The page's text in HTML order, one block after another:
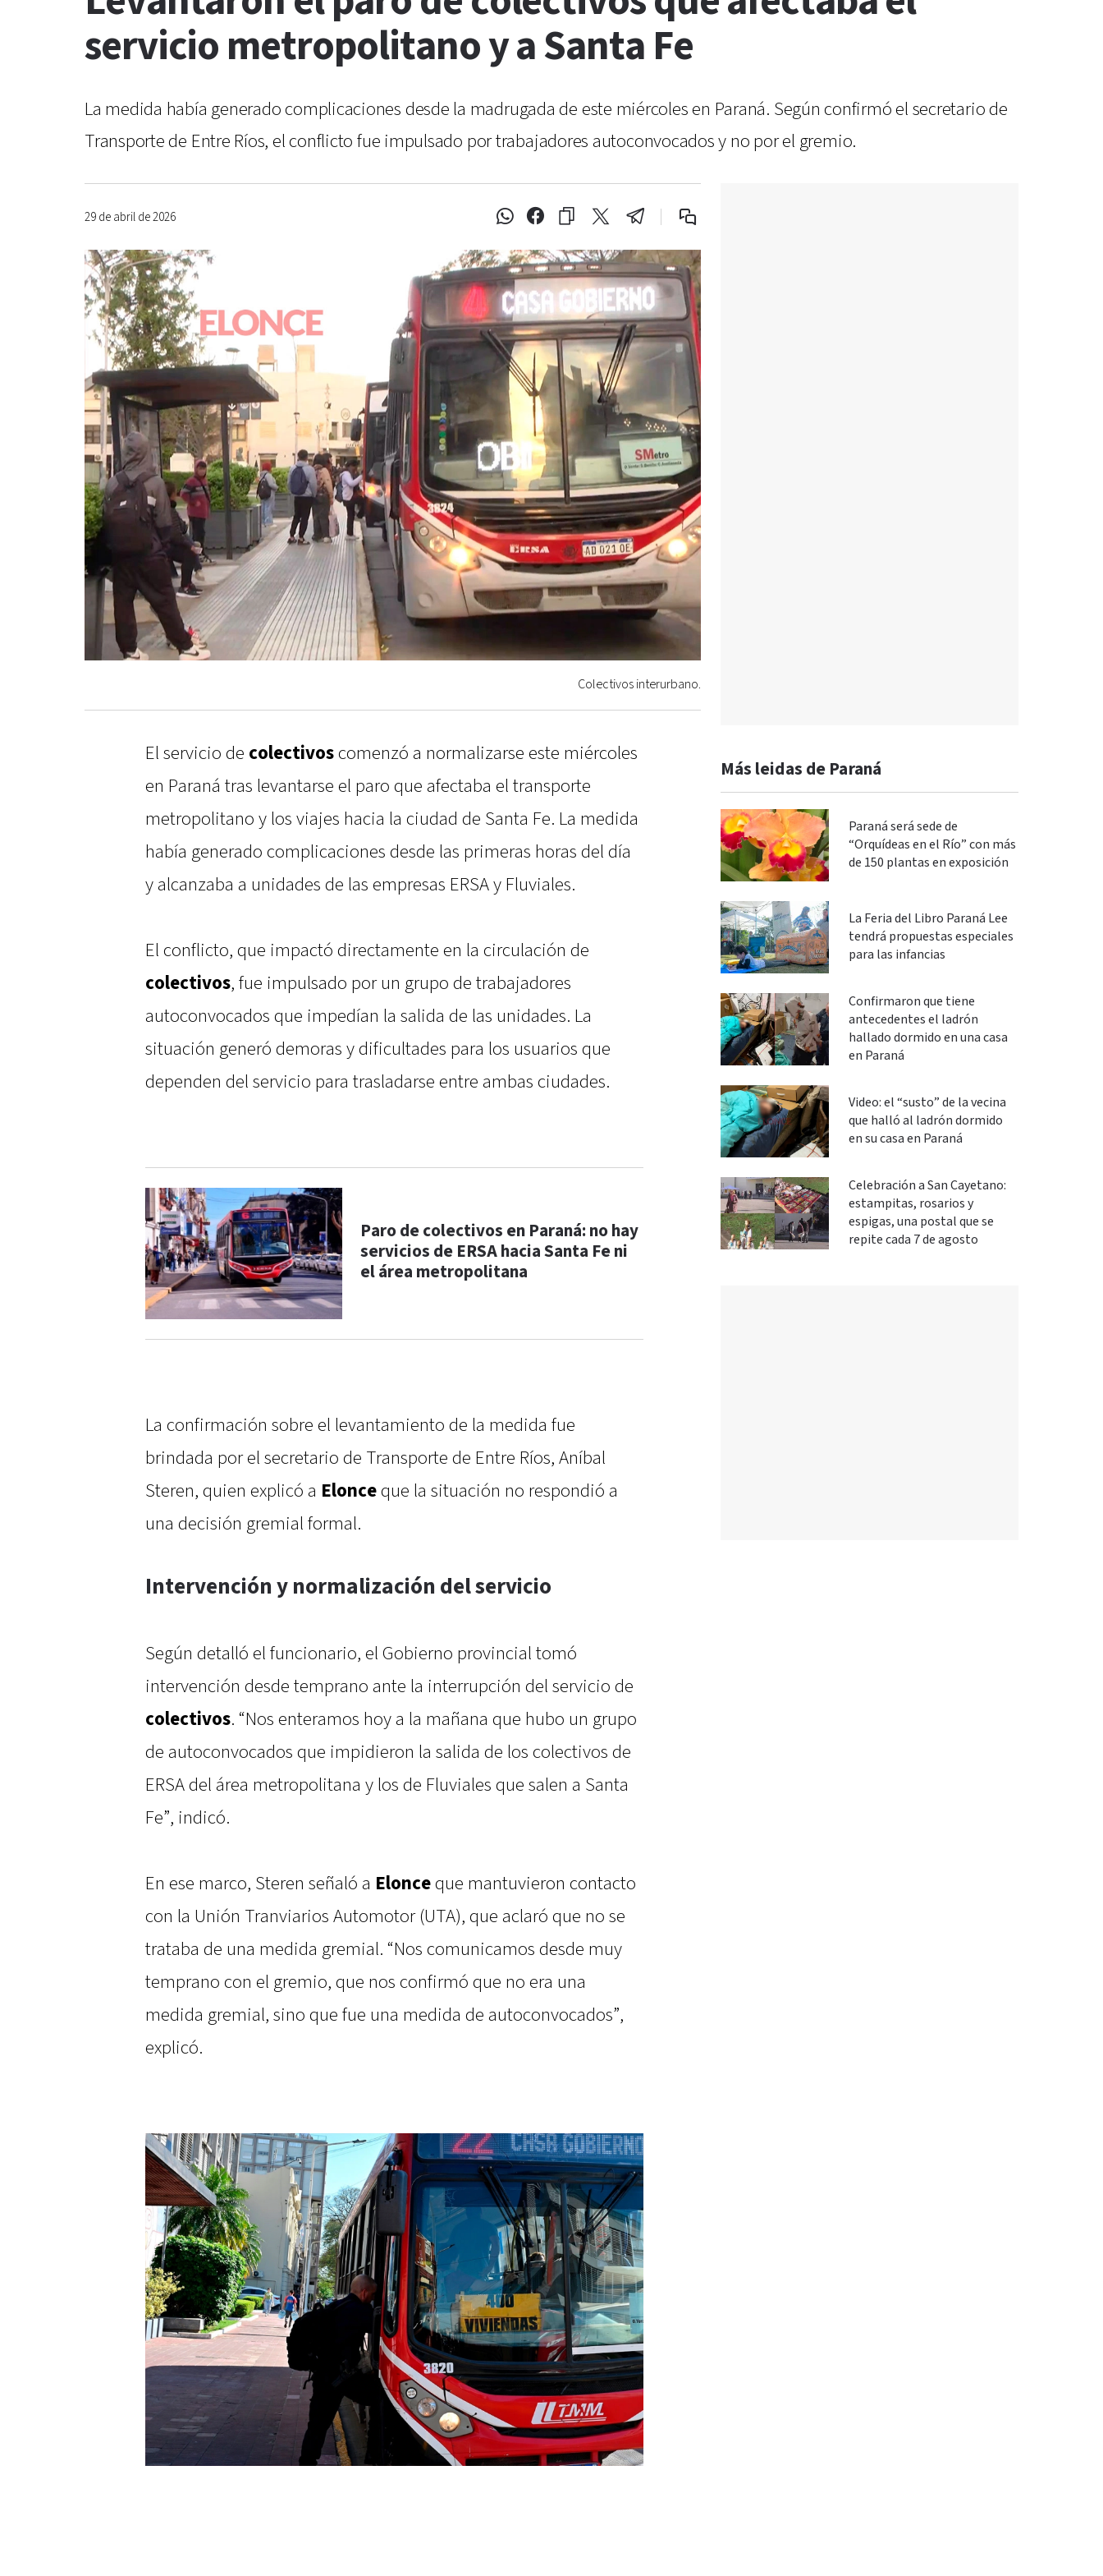
servicio metropolitano y a Santa Fe
La medida había generado complicaciones desde la madrugada de este miércoles en Paraná. Según confirmó el secretario de
Transporte de Entre Ríos, el conflicto fue impulsado por trabajadores autoconvocados y no por el gremio.
29 de abril de 2026
Colectivos interurbano.
El servicio de colectivoscomenzó a normalizarse este miércoles
en Paraná tras levantarse el paro que afectaba el transporte
metropolitano y los viajes hacia la ciudad de Santa Fe. La medida
había generado complicaciones desde las primeras horas del día
y alcanzaba a unidades de las empresas ERSA y Fluviales.
El conflicto, que impactó directamente en la circulación de
colectivos, fue impulsado por un grupo de trabajadores
autoconvocados que impedían la salida de las unidades. La
situación generó demoras y dificultades para los usuarios que
dependen del servicio para trasladarse entre ambas ciudades.
Paro de colectivos en Paraná: no hay
servicios de ERSA hacia Santa Fe ni
el área metropolitana
La confirmación sobre el levantamiento de la medida fue
brindada por el secretario de Transporte de Entre Ríos, Aníbal
Steren, quien explicó a Elonceque la situación no respondió a
una decisión gremial formal.
Intervención y normalización del servicio
Según detalló el funcionario, el Gobierno provincial tomó
intervención desde temprano ante la interrupción del servicio de
colectivos. “Nos enteramos hoy a la mañana que hubo un grupo
de autoconvocados que impidieron la salida de los colectivos de
ERSA del área metropolitana y los de Fluviales que salen a Santa
Fe”, indicó.
En ese marco, Steren señaló a Elonceque mantuvieron contacto
con la Unión Tranviarios Automotor (UTA), que aclaró que no se
trataba de una medida gremial. “Nos comunicamos desde muy
temprano con el gremio, que nos confirmó que no era una
medida gremial, sino que fue una medida de autoconvocados”,
explicó.
Más leidas de Paraná
Paraná será sede de
“Orquídeas en el Río” con más
de 150 plantas en exposición
La Feria del Libro Paraná Lee
tendrá propuestas especiales
para las infancias
Confirmaron que tiene
antecedentes el ladrón
hallado dormido en una casa
en Paraná
Video: el “susto” de la vecina
que halló al ladrón dormido
en su casa en Paraná
Celebración a San Cayetano:
estampitas, rosarios y
espigas, una postal que se
repite cada 7 de agosto